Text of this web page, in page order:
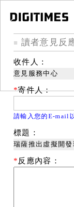
■ 讀者意見反
收件人：
意見服務中心
*寄件人：
請輸入您的E-mail
標題：
瑞薩推出虛擬開
* 反應內容：